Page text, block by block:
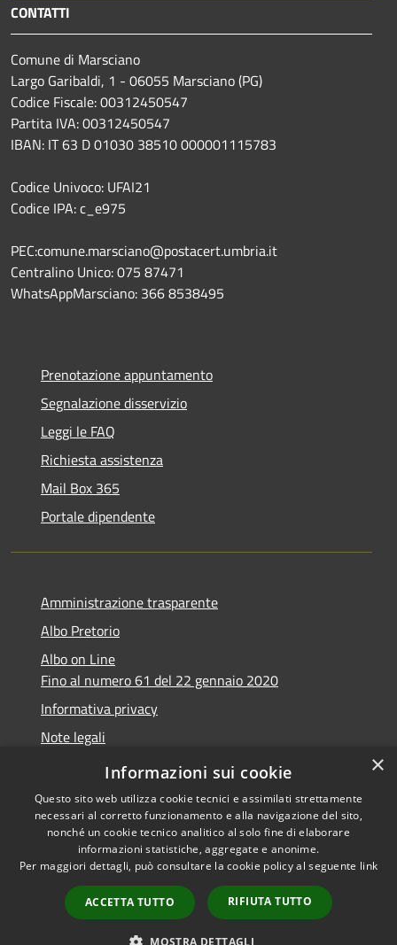
CONTATTI
Comune di Marsciano
Largo Garibaldi, 1 - 06055 Marsciano (PG)
Codice Fiscale: 00312450547
Partita IVA: 00312450547
IBAN: IT 63 D 01030 38510 000001115783
Codice Univoco: UFAI21
Codice IPA: c_e975
PEC:comune.marsciano@postacert.umbria.it
Centralino Unico: 075 87471
WhatsAppMarsciano: 366 8538495
Prenotazione appuntamento
Segnalazione disservizio
Leggi le FAQ
Richiesta assistenza
Mail Box 365
Portale dipendente
Amministrazione trasparente
Albo Pretorio
Albo on Line
Fino al numero 61 del 22 gennaio 2020
Informativa privacy
Note legali
Dichiarazione di accessibilità
Accessibilità
Copyright © 2026 • Comune di
Marsciano • Powered by
Municipium•
Accesso
redazione
×
Informazioni sui cookie
Questo sito web utilizza cookie tecnici e assimilati strettamente
necessari al corretto funzionamento e alla navigazione del sito,
nonché un cookie tecnico analitico al solo fine di elaborare
informazioni statistiche, aggregate e anonime.
Per maggiori dettagli, può consultare la cookie policy al seguente link
ACCETTA TUTTO RIFIUTA TUTTO
MOSTRA DETTAGLI